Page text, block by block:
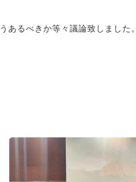
あるべきか等々議論致しました。